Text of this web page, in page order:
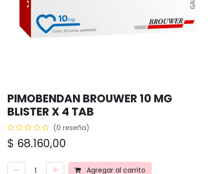
PIMOBENDAN BROUWER 10 MG
BLISTER X 4 TAB
(0 reseña)
$ 68.160,00
Agregar al carrito